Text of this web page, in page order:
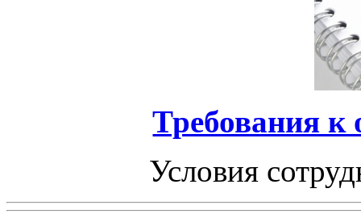
Требования к
Условия